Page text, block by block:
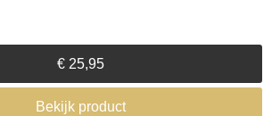
€25,95
Bekijk product